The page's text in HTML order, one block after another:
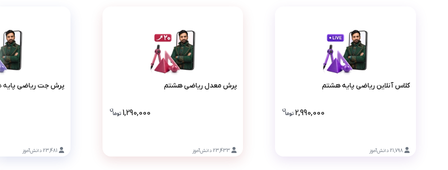
21,798 دانش‌آموز
کلاس آنلاین ریاضی پایه هشتم
کلاس آنلاین ریاضی پایه هشتم
2,990,000 توما
ن
قیمت کلاس آنلاین ریاضی پایه هشتم 2990000 تومان است .
23,433 دانش‌آموز
پرش معدل ریاضی هشتمپرش معدل ریاضی هشتم
1,290,000 توما
ن
قیمت پرش معدل ریاضی هشتم 1290000 تومان است .
23,481 دانش‌آموز
پرشپرش جت ریاضی